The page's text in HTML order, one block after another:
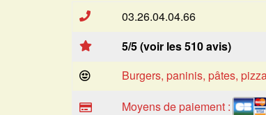
03.26.04.04.66
5/5 (voir les 510 avis)
Burgers, paninis, pâtes,
Moyens de paiement :